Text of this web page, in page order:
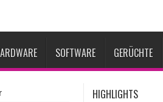
erscheinen
SOFTWARE GERÜCHTE
HIGHLIGHTS